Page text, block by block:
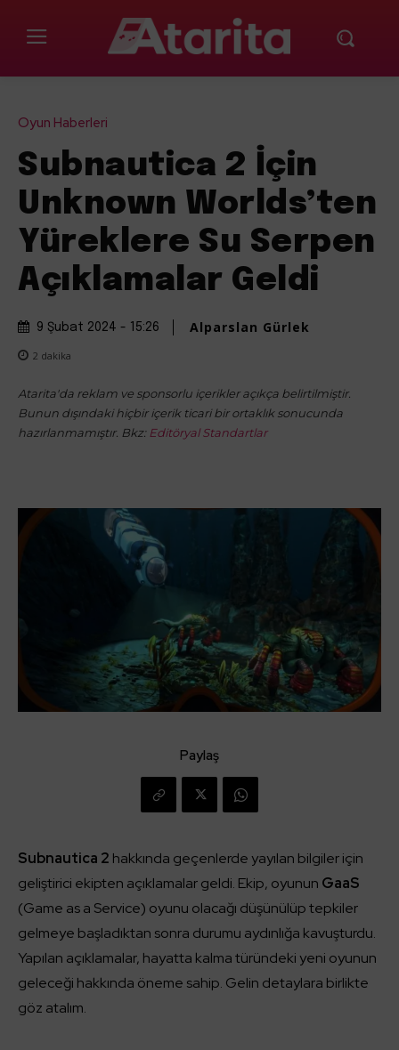
Oyun Haberleri
Subnautica 2 İçin
Unknown Worlds’ten
Yüreklere Su Serpen
Açıklamalar Geldi
9 Şubat 2024 - 15:26 Alparslan Gürlek
2 dakika
Atarita'da reklam ve sponsorlu içerikler açıkça belirtilmiştir.
Bunun dışındaki hiçbir içerik ticari bir ortaklık sonucunda
hazırlanmamıştır. Bkz: Editöryal Standartlar
Paylaş
Subnautica 2 hakkında geçenlerde yayılan bilgiler için
geliştirici ekipten açıklamalar geldi. Ekip, oyunun GaaS
(Game as a Service) oyunu olacağı düşünülüp tepkiler
gelmeye başladıktan sonra durumu aydınlığa kavuşturdu.
Yapılan açıklamalar, hayatta kalma türündeki yeni oyunun
geleceği hakkında öneme sahip. Gelin detaylara birlikte
göz atalım.